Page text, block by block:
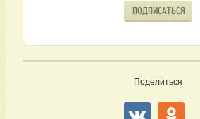
ПОДПИСАТЬСЯ
Поделиться